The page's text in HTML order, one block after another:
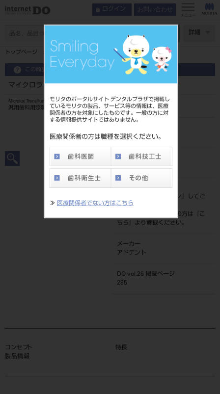
モリタのポータルサイト デンタルプラザで掲載し
ているモリタの製品、サービス等の情報は、医療
関係者の方を対象にしたものです。一般の方に対
する情報提供サイトではありません。
医療関係者の方は職種を選択ください。
≫ 医療関係者でない方はこちら
ログイン お問い合わせ
メニュー
詳細
トップページ マイクロラックスⅡ ミラー 5入
この商品に関するお問い合わせ
マイクロラックスⅡ ミラー 5入
Microlux Transilluminator Ⅱ
汎用歯科用照明器
206100017
JAN/EANコード
標準価格
ログイン
』してご
覧ください。
ネット会員登録がまだの方は『
こ
ちら
』より登録ください。
メーカー
アドデント
DO vol.26 掲載ページ
285
コンセプト
特長
製品情報
インデックス 製品情報